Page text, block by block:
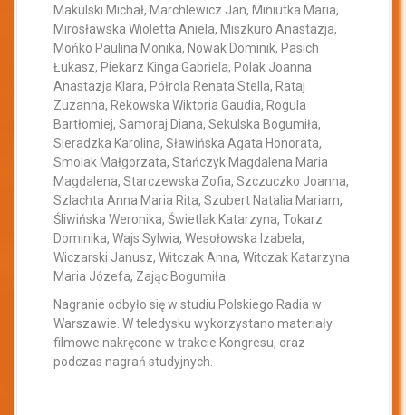
Makulski Michał, Marchlewicz Jan, Miniutka Maria,
Mirosławska Wioletta Aniela, Miszkuro Anastazja,
Mońko Paulina Monika, Nowak Dominik, Pasich
Łukasz, Piekarz Kinga Gabriela, Polak Joanna
Anastazja Klara, Półrola Renata Stella, Rataj
Zuzanna, Rekowska Wiktoria Gaudia, Rogula
Bartłomiej, Samoraj Diana, Sekulska Bogumiła,
Sieradzka Karolina, Sławińska Agata Honorata,
Smolak Małgorzata, Stańczyk Magdalena Maria
Magdalena, Starczewska Zofia, Szczuczko Joanna,
Szlachta Anna Maria Rita, Szubert Natalia Mariam,
Śliwińska Weronika, Świetlak Katarzyna, Tokarz
Dominika, Wajs Sylwia, Wesołowska Izabela,
Wiczarski Janusz, Witczak Anna, Witczak Katarzyna
Maria Józefa, Zając Bogumiła.
Nagranie odbyło się w studiu Polskiego Radia w
Warszawie. W teledysku wykorzystano materiały
filmowe nakręcone w trakcie Kongresu, oraz
podczas nagrań studyjnych.